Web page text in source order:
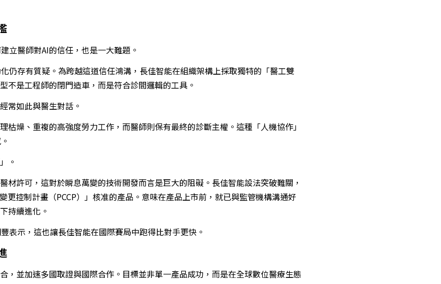
立醫師對AI的信任，也是一大難題。
仍存有質疑。為跨越這道信任鴻溝，長佳智能在組織架構上採取獨特的「醫工雙
不是工程師的閉門造車，而是符合診間邏輯的工具。
常如此與醫生對話。
燥、重複的高強度勞力工作，而醫師則保有最終的診斷主權。這種「人機協作」
。
材許可，這對於瞬息萬變的技術開發而言是巨大的阻礙。長佳智能設法突破難關，
更控制計畫（PCCP）」核准的產品。意味在產品上市前，就已與監管機構溝通好
持續進化。
表示，這也讓長佳智能在國際賽局中跑得比對手更快。
，並加速多國取證與國際合作。目標並非單一產品成功，而是在全球數位醫療生態